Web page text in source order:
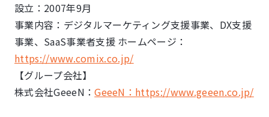
設⽴：2007年9⽉
事業内容：デジタルマーケティング⽀援事業、DX⽀援
事業、SaaS事業者⽀援 ホームページ：
https://www.comix.co.jp/
【グループ会社】
株式会社GeeeN：GeeeN：https://www.geeen.co.jp/